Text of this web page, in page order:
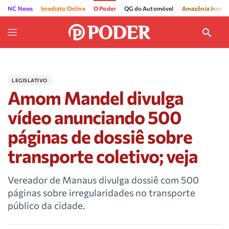
NC News Imediato Online O Poder QG do Automóvel Amazônia
LEGISLATIVO
Amom Mandel divulga
vídeo anunciando 500
páginas de dossiê sobre
transporte coletivo; veja
Vereador de Manaus divulga dossiê com 500
páginas sobre irregularidades no transporte
público da cidade.